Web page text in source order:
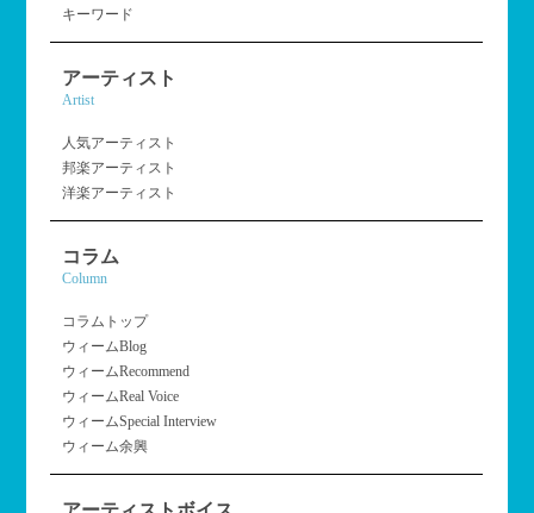
キーワード
アーティスト
Artist
人気アーティスト
邦楽アーティスト
洋楽アーティスト
コラム
Column
コラムトップ
ウィームBlog
ウィームRecommend
ウィームReal Voice
ウィームSpecial Interview
ウィーム余興